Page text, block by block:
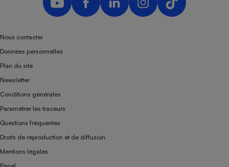
Nous contacter
Données personnelles
Plan du site
Newsletter
Conditions générales
Paramétrer les traceurs
Questions fréquentes
Droits de reproduction et de diffusion
Mentions légales